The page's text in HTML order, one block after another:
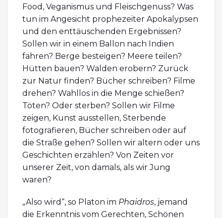
Food, Veganismus und Fleischgenuss? Was
tun im Angesicht prophezeiter Apokalypsen
und den enttäuschenden Ergebnissen?
Sollen wir in einem Ballon nach Indien
fahren? Berge besteigen? Meere teilen?
Hütten bauen? Walden erobern? Zurück
zur Natur finden? Bücher schreiben? Filme
drehen? Wahllos in die Menge schießen?
Töten? Oder sterben? Sollen wir Filme
zeigen, Kunst ausstellen, Sterbende
fotografieren, Bücher schreiben oder auf
die Straße gehen? Sollen wir altern oder uns
Geschichten erzählen? Von Zeiten vor
unserer Zeit, von damals, als wir Jung
waren?
„Also wird“, so Platon im Phaidros, jemand
die Erkenntnis vom Gerechten, Schönen